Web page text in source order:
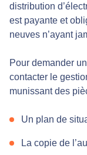
distribution
est payante et
neuves n’ayant
Pour demander
contacter le
munissant des
Un plan de
La copie de